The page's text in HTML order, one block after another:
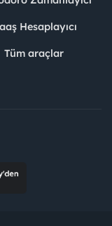
Hesaplayıcı
Tüm araçlar